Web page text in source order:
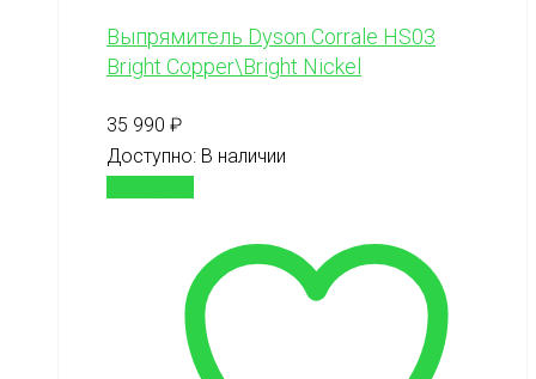
Выпрямитель Dyson Corrale HS03
Bright Copper\Bright Nickel
35 990 ₽
Доступно: В наличии